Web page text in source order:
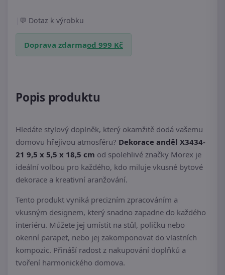
Dotaz k výrobku
Doprava zdarmaod 999 Kč
Popis produktu
Hledáte stylový doplněk, který okamžitě dodá vašemu
domovu hřejivou atmosféru? Dekorace anděl X3434-
21 9,5 x 5,5 x 18,5 cm od spolehlivé značky Morex je
ideální volbou pro každého, kdo miluje vkusné bytové
dekorace a kreativní aranžování.
Tento produkt vyniká precizním zpracováním a
vkusným designem, který snadno zapadne do každého
interiéru. Můžete jej umístit na stůl, poličku nebo
okenní parapet, nebo jej zakomponovat do vlastních
kompozic. Přináší radost z nakupování doplňků a
tvoření harmonického domova.